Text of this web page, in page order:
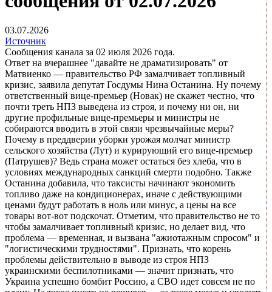
03.07.2026
Источник
Сообщения канала за 02 июля 2026 года.
Ответ на вчерашнее "давайте не драматизировать" от
Матвиенко — правительство РФ замалчивает топливный
кризис, заявила депутат Госдумы Нина Останина. Ну почему
ответственный вице-премьер (Новак) не скажет честно, что
почти треть НПЗ выведена из строя, и почему ни он, ни
другие профильные вице-премьеры и министры не
собираются вводить в этой связи чрезвычайные меры?
Почему в преддверии уборки урожая молчат министр
сельского хозяйства (Лут) и курирующий его вице-премьер
(Патрушев)? Ведь страна может остаться без хлеба, что в
условиях международных санкций смерти подобно. Также
Останина добавила, что таксисты начинают экономить
топливо даже на кондиционерах, иначе с действующими
ценами будут работать в ноль или минус, а цены на все
товары вот-вот подскочат. Отметим, что правительство не то
чтобы замалчивает топливный кризис, но делает вид, что
проблема — временная, и вызвана "ажиотажным спросом" и
"логистическими трудностями". Признать, что корень
проблемы действительно в выводе из строя НПЗ
украинскими беспилотниками — значит признать, что
Украина успешно бомбит Россию, а СВО идет совсем не по